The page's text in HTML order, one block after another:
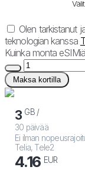
Olen tarkistanut
teknologian kanssa
Kuinka monta
Maksa kortilla
3 GB /
30 päivää
Ei ilman
Telia, Tele2
4.16 EUR